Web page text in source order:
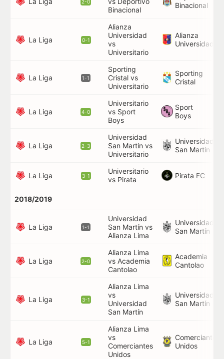
2-0
Binacional
Binacional
La Liga 0-1
Alianza
Universidad
vs
Universitario
Alianza
Universidad
La Liga 1-1
Sporting
Cristal vs
Universitario
Sporting
Cristal
La Liga 4-0
Universitario
vs Sport
Boys
Sport
Boys
La Liga 2-3
Universidad
San Martín vs
Universitario
Universidad
San Martín
La Liga 3-1
Universitario
vs Pirata
Pirata FC
2018/2019
La Liga 1-1
Universidad
San Martín vs
Alianza Lima
Universidad
San Martín
La Liga 2-0
Alianza Lima
vs Academia
Cantolao
Academia
Cantolao
La Liga 3-1
Alianza Lima
vs
Universidad
San Martín
Universidad
San Martín
La Liga 5-1
Alianza Lima
vs
Comerciantes
Unidos
Comerciantes
Unidos